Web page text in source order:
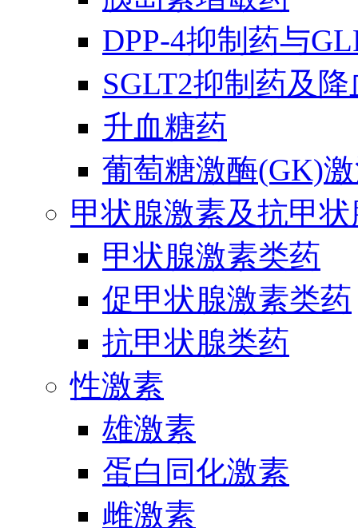
DPP-4抑制药与
SGLT2抑制药及
升血糖药
葡萄糖激酶(GK)
甲状腺激素及抗甲
甲状腺激素类药
促甲状腺激素类药
抗甲状腺类药
性激素
雄激素
蛋白同化激素
雌激素